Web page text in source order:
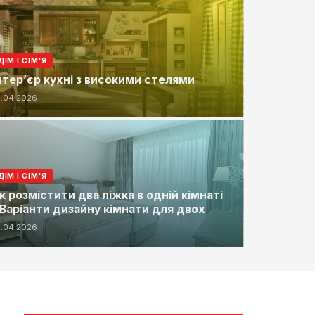
І СІМ'Я
кухні з високими стелями
І СІМ'Я
розмістити два ліжка в одній кімнаті
дизайну кімнати для двох